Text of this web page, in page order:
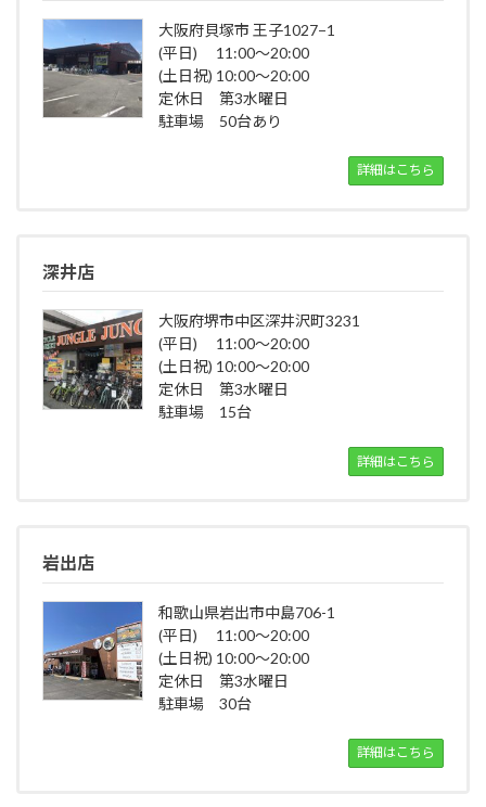
大阪府貝塚市 王子1027−1
(平日) 11:00～20:00
(土日祝) 10:00～20:00
定休日 第3水曜日
駐車場 50台あり
詳細はこちら
深井店
大阪府堺市中区深井沢町3231
(平日) 11:00～20:00
(土日祝) 10:00～20:00
定休日 第3水曜日
駐車場 15台
詳細はこちら
岩出店
和歌山県岩出市中島706-1
(平日) 11:00～20:00
(土日祝) 10:00～20:00
定休日 第3水曜日
駐車場 30台
詳細はこちら